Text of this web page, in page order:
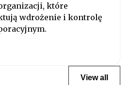
które
wdrożenie i kontrolę
View all